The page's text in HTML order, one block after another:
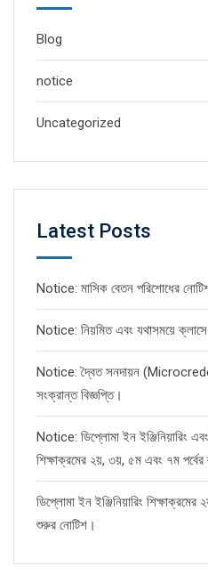
Blog
notice
Uncategorized
Latest Posts
Notice: মাসিক বেতন পরিশোধের
Notice: নিয়মিত এবং যথাসময়ে
Notice: দ্বৈত সনদায়ন
সংক্রান্ত বিজ্ঞপ্তি।
Notice: ডিপ্লোমা ইন ইঞ্জিনিয়ারিং এবং
শিক্ষাক্রমের ২য়, ৩য়, ৫ম এবং ৭ম
ডিপ্লোমা ইন ইঞ্জিনিয়ারিং
শুরুর নোটিশ।